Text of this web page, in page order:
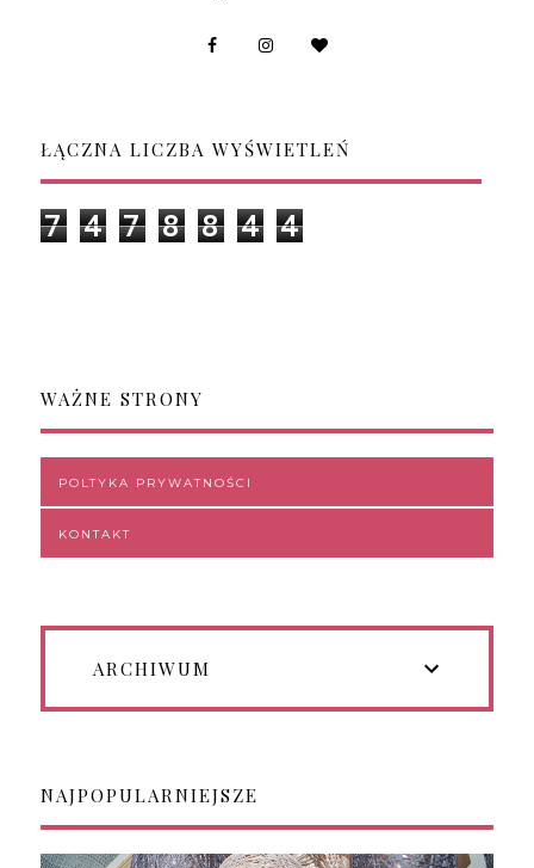
ŁĄCZNA LICZBA WYŚWIETLEŃ
7 4 7 8 8 4 4
WAŻNE STRONY
POLTYKA PRYWATNOŚCI
KONTAKT
ARCHIWUM
NAJPOPULARNIEJSZE